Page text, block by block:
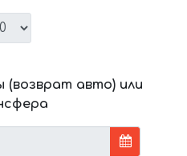
(возврат авто) или